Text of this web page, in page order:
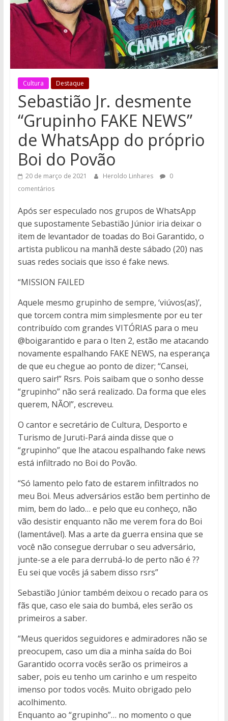
Cultura Destaque
Sebastião Jr. desmente
“Grupinho FAKE NEWS”
de WhatsApp do próprio
Boi do Povão
20 de março de 2021 Heroldo Linhares
0
comentários
Após ser especulado nos grupos de WhatsApp
que supostamente Sebastião Júnior iria deixar o
item de levantador de toadas do Boi Garantido, o
artista publicou na manhã deste sábado (20) nas
suas redes sociais que isso é fake news.
“MISSION FAILED
Aquele mesmo grupinho de sempre, ‘viúvos(as)’,
que torcem contra mim simplesmente por eu ter
contribuído com grandes VITÓRIAS para o meu
@boigarantido e para o Iten 2, estão me atacando
novamente espalhando FAKE NEWS, na esperança
de que eu chegue ao ponto de dizer; “Cansei,
quero sair!” Rsrs. Pois saibam que o sonho desse
“grupinho” não será realizado. Da forma que eles
querem, NÃO!”, escreveu.
O cantor e secretário de Cultura, Desporto e
Turismo de Juruti-Pará ainda disse que o
“grupinho” que lhe atacou espalhando fake news
está infiltrado no Boi do Povão.
“Só lamento pelo fato de estarem infiltrados no
meu Boi. Meus adversários estão bem pertinho de
mim, bem do lado… e pelo que eu conheço, não
vão desistir enquanto não me verem fora do Boi
(lamentável). Mas a arte da guerra ensina que se
você não consegue derrubar o seu adversário,
junte-se a ele para derrubá-lo de perto não é ??
Eu sei que vocês já sabem disso rsrs”
Sebastião Júnior também deixou o recado para os
fãs que, caso ele saia do bumbá, eles serão os
primeiros a saber.
“Meus queridos seguidores e admiradores não se
preocupem, caso um dia a minha saída do Boi
Garantido ocorra vocês serão os primeiros a
saber, pois eu tenho um carinho e um respeito
imenso por todos vocês. Muito obrigado pelo
acolhimento.
Enquanto ao “grupinho”… no momento o que